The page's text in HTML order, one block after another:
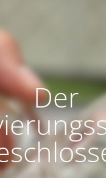
Der